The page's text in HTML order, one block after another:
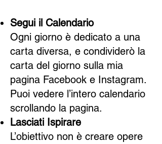
Segui il Calendario
Ogni giorno è dedicato a una
carta diversa, e condividerò la
carta del giorno sulla mia
pagina Facebook e Instagram.
Puoi vedere l’intero calendario
scrollando la pagina.
Lasciati Ispirare
L’obiettivo non è creare opere